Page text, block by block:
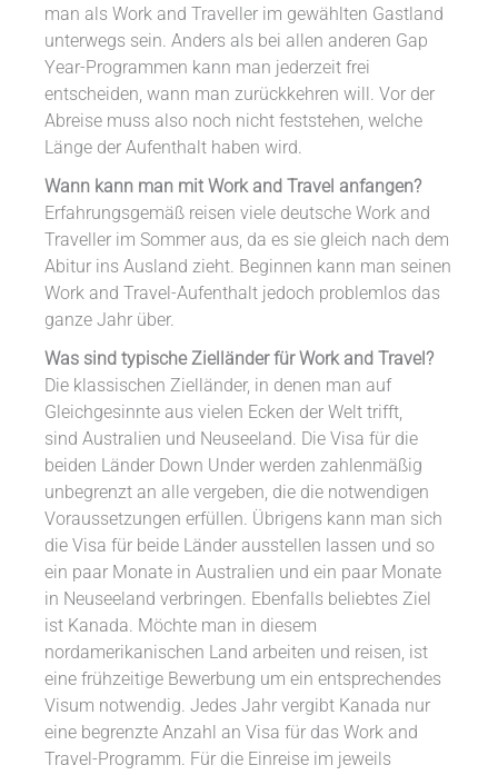
man als Work and Traveller im gewählten Gastland
unterwegs sein. Anders als bei allen anderen Gap
Year-Programmen kann man jederzeit frei
entscheiden, wann man zurückkehren will. Vor der
Abreise muss also noch nicht feststehen, welche
Länge der Aufenthalt haben wird.
Wann kann man mit Work and Travel anfangen?
Erfahrungsgemäß reisen viele deutsche Work and
Traveller im Sommer aus, da es sie gleich nach dem
Abitur ins Ausland zieht. Beginnen kann man seinen
Work and Travel-Aufenthalt jedoch problemlos das
ganze Jahr über.
Was sind typische Zielländer für Work and Travel?
Die klassischen Zielländer, in denen man auf
Gleichgesinnte aus vielen Ecken der Welt trifft,
sind Australien und Neuseeland. Die Visa für die
beiden Länder Down Under werden zahlenmäßig
unbegrenzt an alle vergeben, die die notwendigen
Voraussetzungen erfüllen. Übrigens kann man sich
die Visa für beide Länder ausstellen lassen und so
ein paar Monate in Australien und ein paar Monate
in Neuseeland verbringen. Ebenfalls beliebtes Ziel
ist Kanada. Möchte man in diesem
nordamerikanischen Land arbeiten und reisen, ist
eine frühzeitige Bewerbung um ein entsprechendes
Visum notwendig. Jedes Jahr vergibt Kanada nur
eine begrenzte Anzahl an Visa für das Work and
Travel-Programm. Für die Einreise im jeweils